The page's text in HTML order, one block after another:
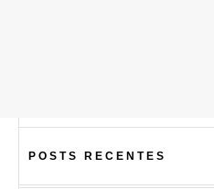
POSTS RECENTES